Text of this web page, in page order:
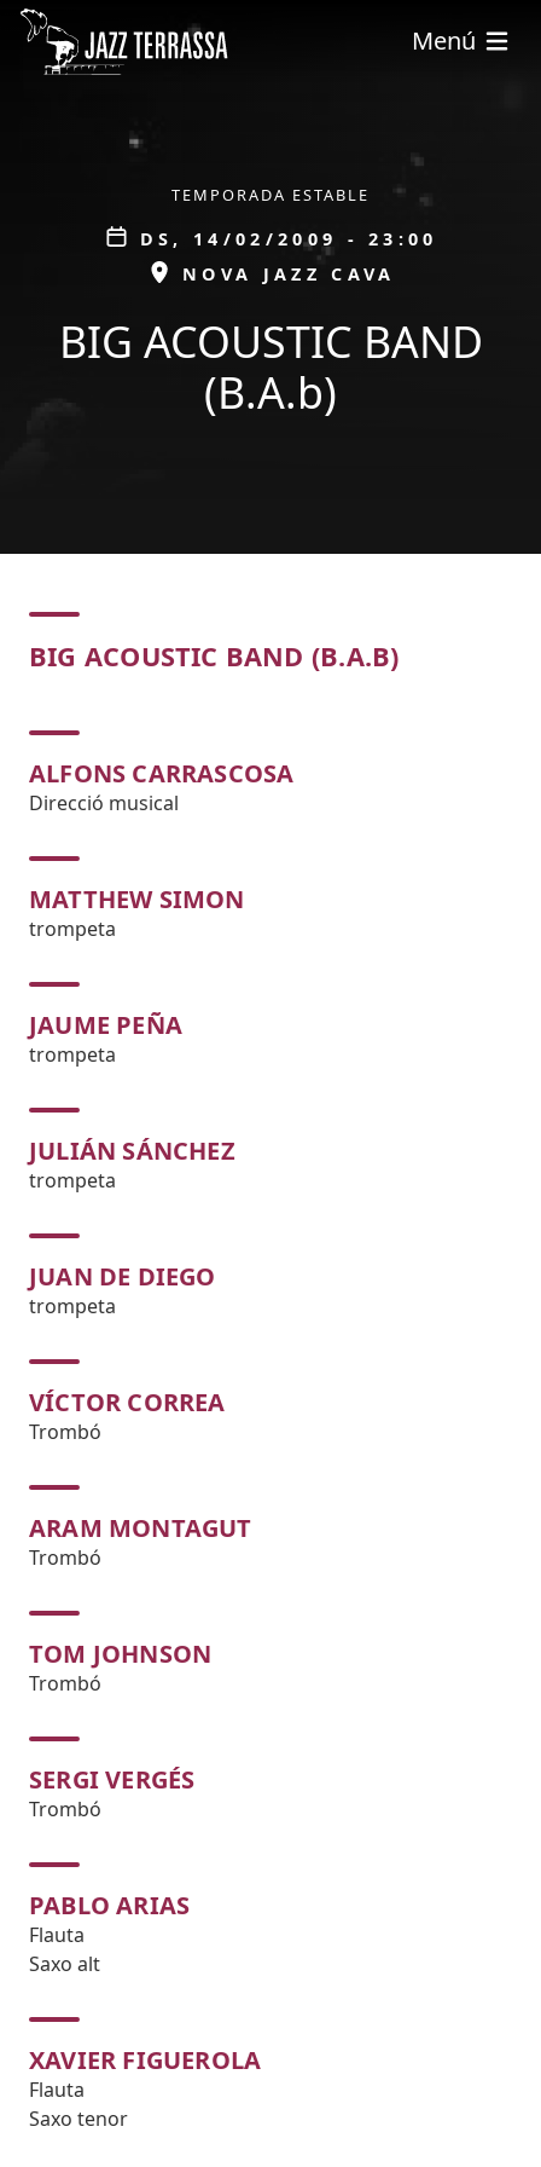
Vés al contingut
Menú
TEMPORADA ESTABLE
Data
DS, 14/02/2009 - 23:00
ESPAI
NOVA JAZZ CAVA
BIG ACOUSTIC BAND
(B.A.b)
Concert
BIG ACOUSTIC BAND (B.A.B)
ALFONS CARRASCOSA
Direcció musical
MATTHEW SIMON
trompeta
JAUME PEÑA
trompeta
JULIÁN SÁNCHEZ
trompeta
JUAN DE DIEGO
trompeta
VÍCTOR CORREA
Trombó
ARAM MONTAGUT
Trombó
TOM JOHNSON
Trombó
SERGI VERGÉS
Trombó
PABLO ARIAS
Flauta
Saxo alt
XAVIER FIGUEROLA
Flauta
Saxo tenor